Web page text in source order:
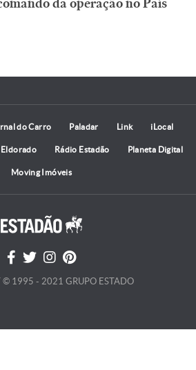
do Carro Paladar Link iLocal
Eldorado Rádio Estadão Planeta Digital
Moving Imóveis
© 1995 - 2021 GRUPO ESTADO